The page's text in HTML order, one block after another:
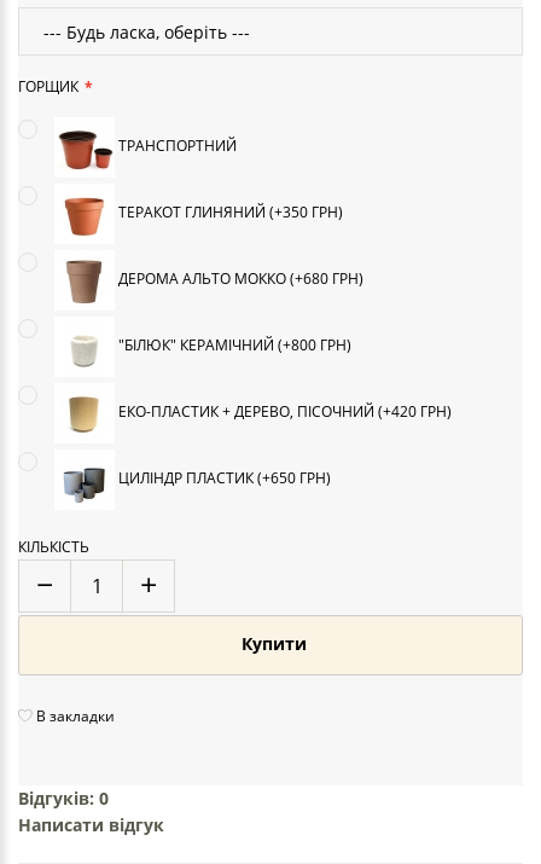
ГОРЩИК
ТРАНСПОРТНИЙ
ТЕРАКОТ ГЛИНЯНИЙ (+350 ГРН)
ДЕРОМА АЛЬТО МОККО (+680 ГРН)
"БІЛЮК" КЕРАМІЧНИЙ (+800 ГРН)
ЕКО-ПЛАСТИК + ДЕРЕВО, ПІСОЧНИЙ (+420 ГРН)
ЦИЛІНДР ПЛАСТИК (+650 ГРН)
КІЛЬКІСТЬ
Купити
В закладки
Відгуків: 0
Написати відгук